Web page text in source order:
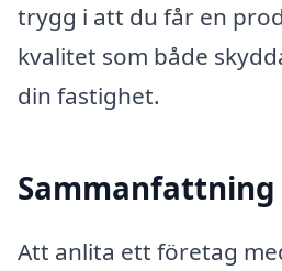
trygg i att du får en
kvalitet som både
din fastighet.
Sammanfattning
Att anlita ett företag